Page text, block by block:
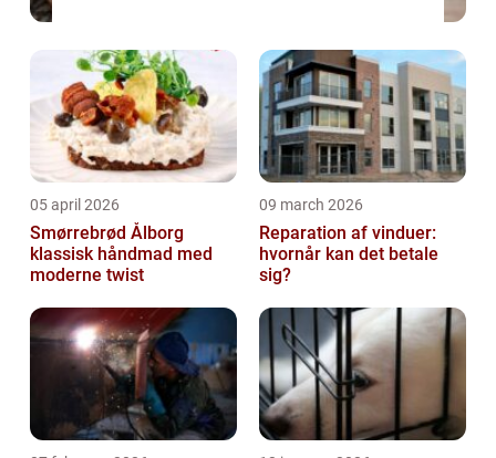
05 april 2026
Smørrebrød Ålborg
klassisk håndmad med
moderne twist
09 march 2026
Reparation af vinduer:
hvornår kan det betale
sig?